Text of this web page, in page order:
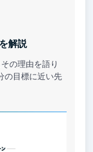
解説
の理由を語り
の目標に近い先